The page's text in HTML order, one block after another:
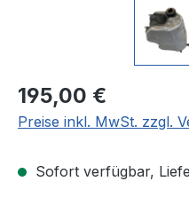
Regulärer Preis:
195,00 €
Preise inkl. MwSt. zzgl.
Sofort verfügbar,